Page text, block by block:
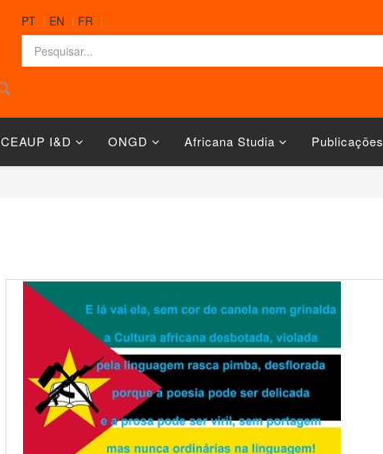
PT | EN | FR |
CEAUP I&D ONGD Africana Studia Publicações